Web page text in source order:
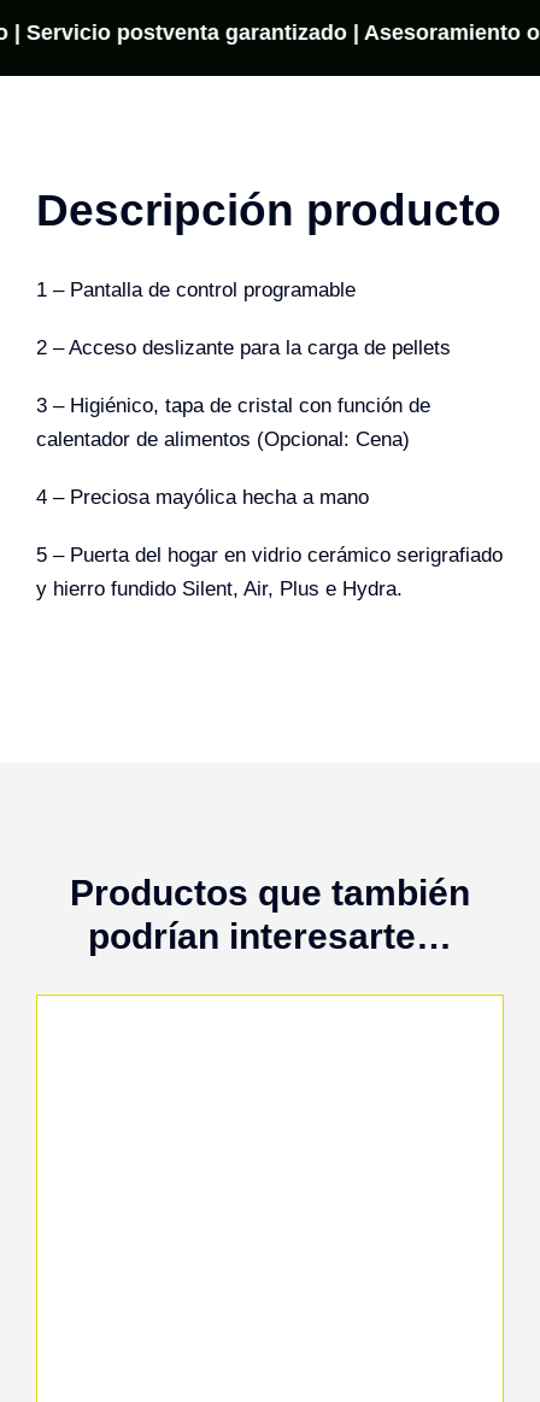
postventa garantizado | Asesoramiento
Descripción producto
1 – Pantalla de control programable
2 – Acceso deslizante para la carga de pellets
3 – Higiénico, tapa de cristal con función de
calentador de alimentos (Opcional: Cena)
4 – Preciosa mayólica hecha a mano
5 – Puerta del hogar en vidrio cerámico serigrafiado
y hierro fundido Silent, Air, Plus e Hydra.
Productos que también
podrían interesarte…